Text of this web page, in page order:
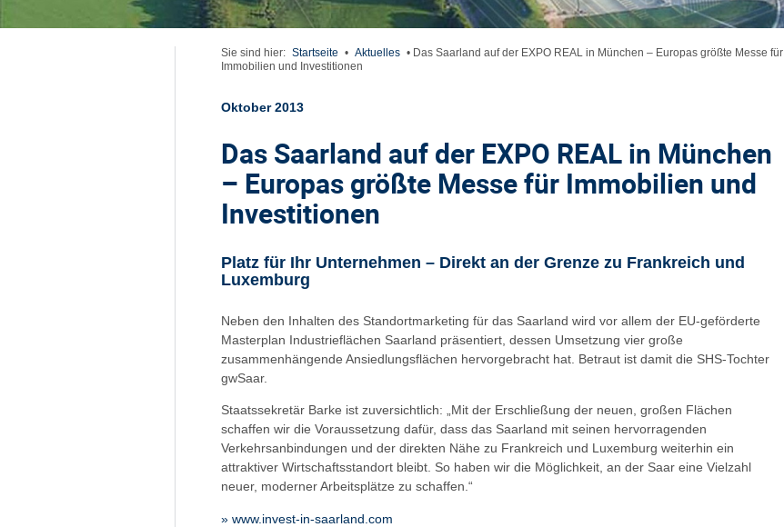
Sie sind hier: Startseite • Aktuelles • Das Saarland auf der EXPO REAL in München – Europas größte Messe für
Immobilien und Investitionen
Oktober 2013
Das Saarland auf der EXPO REAL in München
– Europas größte Messe für Immobilien und
Investitionen
Platz für Ihr Unternehmen – Direkt an der Grenze zu Frankreich und
Luxemburg
Neben den Inhalten des Standortmarketing für das Saarland wird vor allem der EU-geförderte
Masterplan Industrieflächen Saarland präsentiert, dessen Umsetzung vier große
zusammenhängende Ansiedlungsflächen hervorgebracht hat. Betraut ist damit die SHS-Tochter
gwSaar.
Staatssekretär Barke ist zuversichtlich: „Mit der Erschließung der neuen, großen Flächen
schaffen wir die Voraussetzung dafür, dass das Saarland mit seinen hervorragenden
Verkehrsanbindungen und der direkten Nähe zu Frankreich und Luxemburg weiterhin ein
attraktiver Wirtschaftsstandort bleibt. So haben wir die Möglichkeit, an der Saar eine Vielzahl
neuer, moderner Arbeitsplätze zu schaffen.“
» www.invest-in-saarland.com